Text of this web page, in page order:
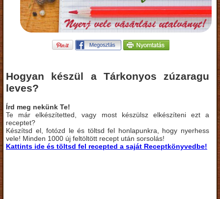
Hogyan készül a Tárkonyos zúzaragu
leves?
Írd meg nekünk Te!
Te már elkészítetted, vagy most készülsz elkészíteni ezt a
receptet?
Készítsd el, fotózd le és töltsd fel honlapunkra, hogy nyerhess
vele! Minden 1000 új feltöltött recept után sorsolás!
Kattints ide és töltsd fel recepted a saját Receptkönyvedbe!